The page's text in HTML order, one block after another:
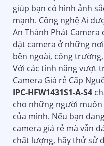
giúp bạn có hình ảnh
mạnh. Công nghệ Ai
An Thành Phát
đặt camera ở những
bên ngoài, công
Với các tính năng vượt
Camera Giá rẻ Cấp
IPC-HFW1431S1-A-S4
cho những người muốn
của mình. Nếu bạn
camera giá rẻ mà vẫn
chất lượng, hãy thử sử